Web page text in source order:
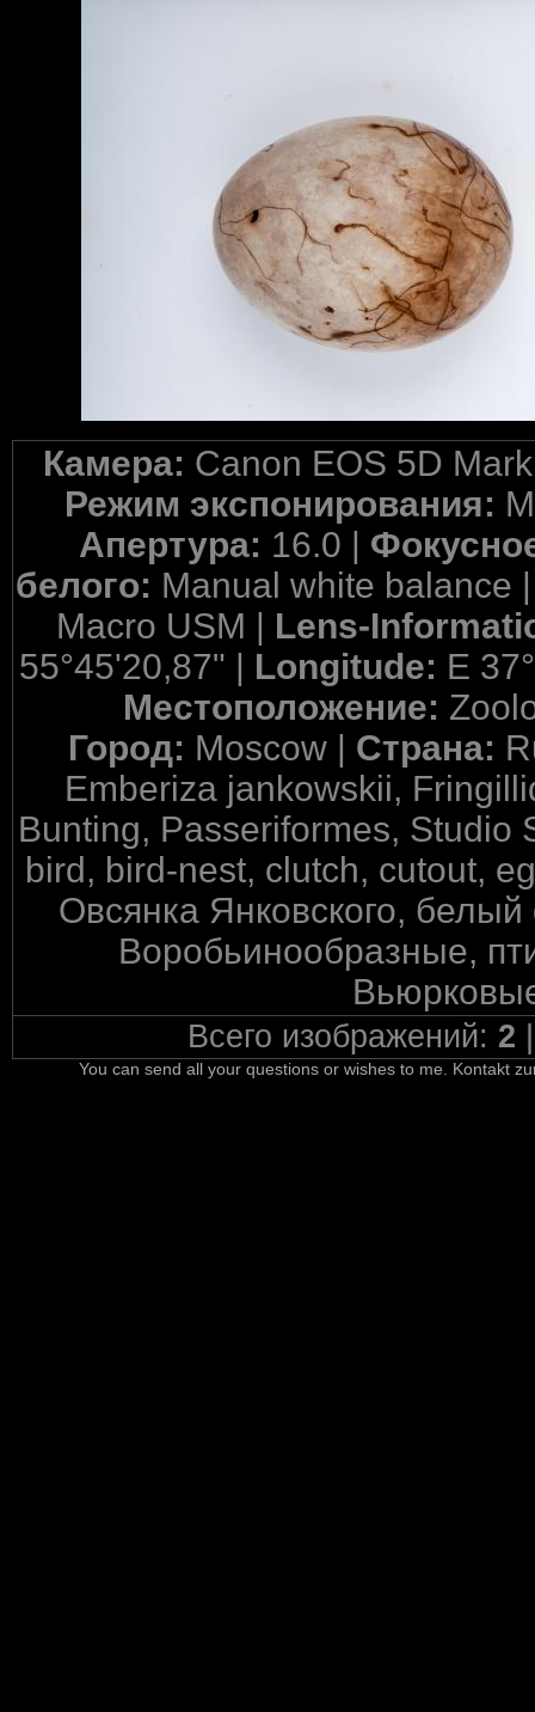
Камера: Canon EOS 5D
Режим экспонирования:
Апертура: 16.0 |
белого: Manual white balance
Macro USM | Lens-
55°45'20,87" | Longitude: E
Местоположение:
Город: Moscow | Страна:
Emberiza jankowskii,
Bunting, Passeriformes, Studio
bird, bird-nest, clutch, cutout,
Овсянка Янковского,
Воробьинообразные,
Всего изображений: 2
You can send all your questions or wishes to me. Kontakt